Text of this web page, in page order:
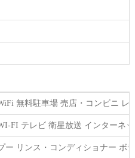
無料駐車場 売店・コンビニ
テレビ 衛星放送 インターネ
ー リンス・コンディショナー ボ